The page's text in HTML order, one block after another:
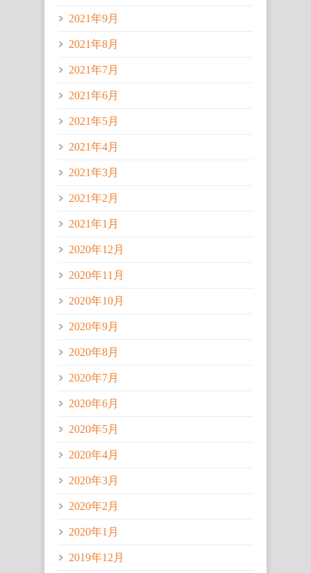
2021年9月
2021年8月
2021年7月
2021年6月
2021年5月
2021年4月
2021年3月
2021年2月
2021年1月
2020年12月
2020年11月
2020年10月
2020年9月
2020年8月
2020年7月
2020年6月
2020年5月
2020年4月
2020年3月
2020年2月
2020年1月
2019年12月